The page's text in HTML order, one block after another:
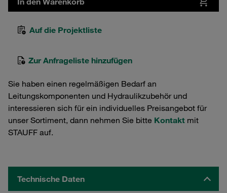
Auf die Projektliste
Zur Anfrageliste hinzufügen
Sie haben einen regelmäßigen Bedarf an
Leitungskomponenten und Hydraulikzubehör und
interessieren sich für ein individuelles Preisangebot für
unser Sortiment, dann nehmen Sie bitte Kontakt mit
STAUFF auf.
Technische Daten